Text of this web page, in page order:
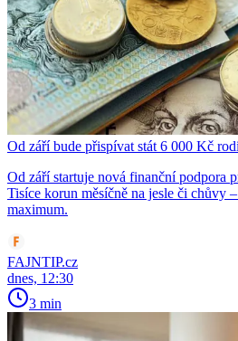
Od září bude přispívat stát 6 000 Kč
Od září startuje nová finanční podpora
Tisíce korun měsíčně na jesle či chůvy
maximum.
FAJNTIP.cz
dnes, 12:30
3 min